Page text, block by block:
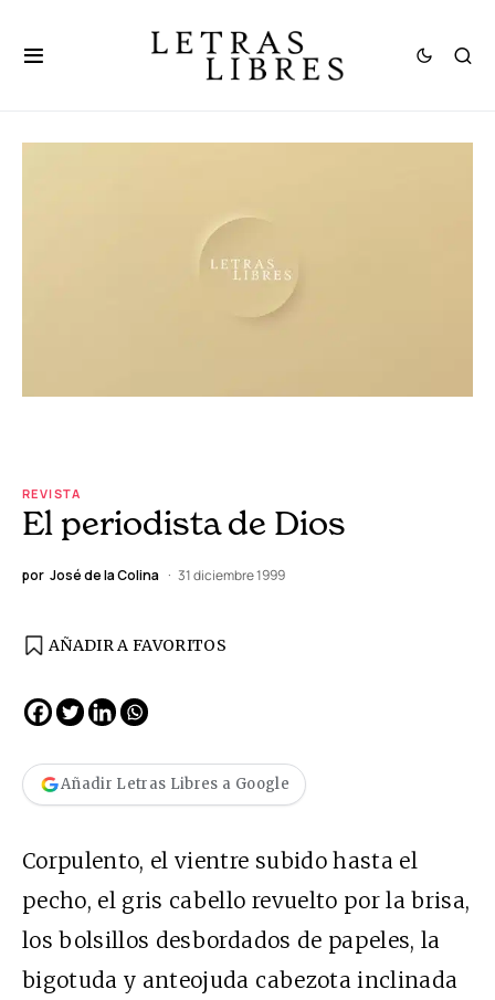
REVISTA
El periodista de Dios
por José de la Colina 31 diciembre 1999
AÑADIR A FAVORITOS
Añadir Letras Libres a Google
Corpulento, el vientre subido hasta el
pecho, el gris cabello revuelto por la brisa,
los bolsillos desbordados de papeles, la
bigotuda y anteojuda cabezota inclinada